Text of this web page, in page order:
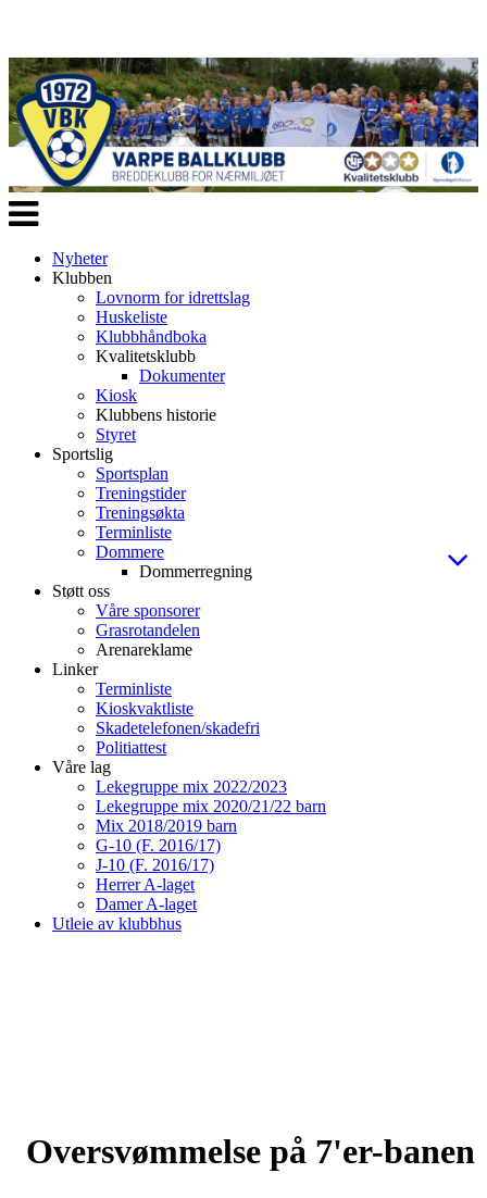
Veksle
navigasjon
Nyheter
Klubben
Lovnorm for idrettslag
Huskeliste
Klubbhåndboka
Kvalitetsklubb
Dokumenter
Kiosk
Klubbens historie
Styret
Sportslig
Sportsplan
Treningstider
Treningsøkta
Terminliste
Dommere
Dommerregning
Støtt oss
Våre sponsorer
Grasrotandelen
Arenareklame
Linker
Terminliste
Kioskvaktliste
Skadetelefonen/skadefri
Politiattest
Våre lag
Lekegruppe mix 2022/2023
Lekegruppe mix 2020/21/22 barn
Mix 2018/2019 barn
G-10 (F. 2016/17)
J-10 (F. 2016/17)
Herrer A-laget
Damer A-laget
Utleie av klubbhus
Oversvømmelse på 7'er-banen